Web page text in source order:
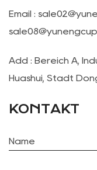
Email :
Add : Bereich A,
Huashui, Stadt
KONTAKT